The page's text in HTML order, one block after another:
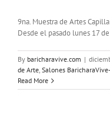
9na. Muestra de Artes
Desde el pasado lunes 17
By baricharavive.com |
de Arte Salones
Read More